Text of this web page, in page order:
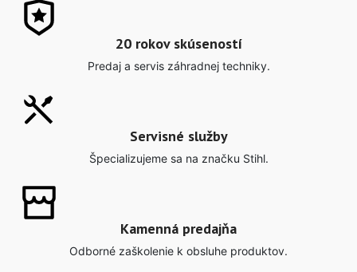
20 rokov skúseností
Predaj a servis záhradnej techniky.
Servisné služby
Špecializujeme sa na značku Stihl.
Kamenná predajňa
Odborné zaškolenie k obsluhe produktov.